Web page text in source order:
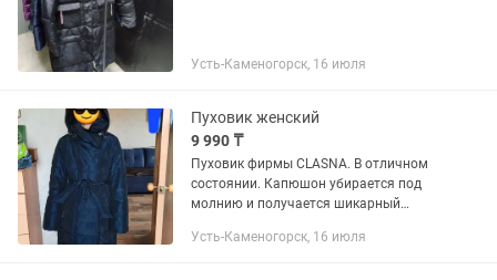
Усть-Каменогорск, 16 июля
Пуховик женский
9 990 ₸
Пуховик фирмы CLASNA. В отличном
состоянии. Капюшон убирается под
молнию и получается шикарный
плюс кнопки. Наполнение пух-перо. До
Усть-Каменогорск, 16 июля